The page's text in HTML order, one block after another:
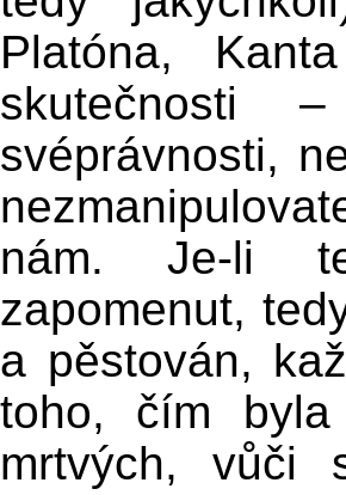
Platóna,
skutečnosti
svéprávnosti,
nám. Je-li
zapomenut,
a pěstován,
toho, čím
mrtvých, vůči